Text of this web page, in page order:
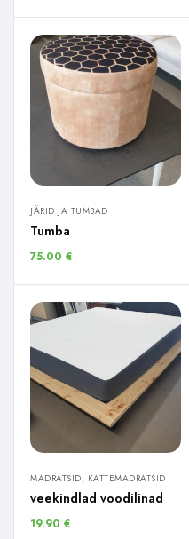
JÄRID JA TUMBAD
Tumba
75.00 €
MADRATSID, KATTEMADRATSID
veekindlad voodilinad
19.90 €